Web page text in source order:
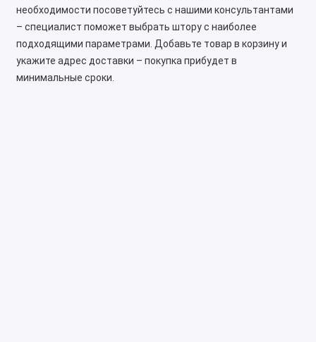
необходимости посоветуйтесь с нашими консультантами
– специалист поможет выбрать штору с наиболее
подходящими параметрами. Добавьте товар в корзину и
укажите адрес доставки – покупка прибудет в
минимальные сроки.